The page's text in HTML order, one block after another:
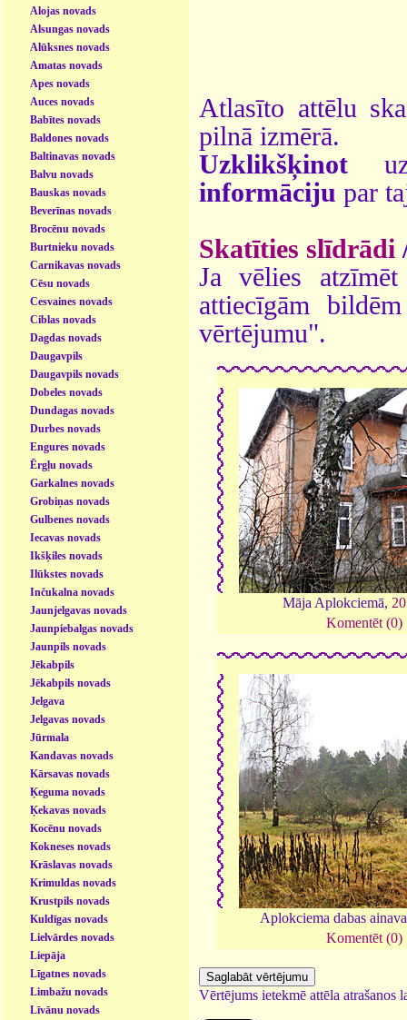
Alojas novads
Alsungas novads
Alūksnes novads
Amatas novads
Apes novads
Auces novads
Babītes novads
Baldones novads
Baltinavas novads
Balvu novads
Bauskas novads
Beverīnas novads
Brocēnu novads
Burtnieku novads
Carnikavas novads
Cēsu novads
Cesvaines novads
Ciblas novads
Dagdas novads
Daugavpils
Daugavpils novads
Dobeles novads
Dundagas novads
Durbes novads
Engures novads
Ērgļu novads
Garkalnes novads
Grobiņas novads
Gulbenes novads
Iecavas novads
Ikšķiles novads
Ilūkstes novads
Inčukalna novads
Jaunjelgavas novads
Jaunpiebalgas novads
Jaunpils novads
Jēkabpils
Jēkabpils novads
Jelgava
Jelgavas novads
Jūrmala
Kandavas novads
Kārsavas novads
Ķeguma novads
Ķekavas novads
Kocēnu novads
Kokneses novads
Krāslavas novads
Krimuldas novads
Krustpils novads
Kuldīgas novads
Lielvārdes novads
Liepāja
Līgatnes novads
Limbažu novads
Līvānu novads
Atlasīto attēlu
pilnā izmērā.
Uzklikšķinot
informāciju par
Skatīties slīdrādi
Ja vēlies
attiecīgām
vērtējumu".
Māja Aplokciemā,
Komentēt (0)
Aplokciema dabas
Komentēt (0)
Vērtējums ietekmē attēla atrašanos